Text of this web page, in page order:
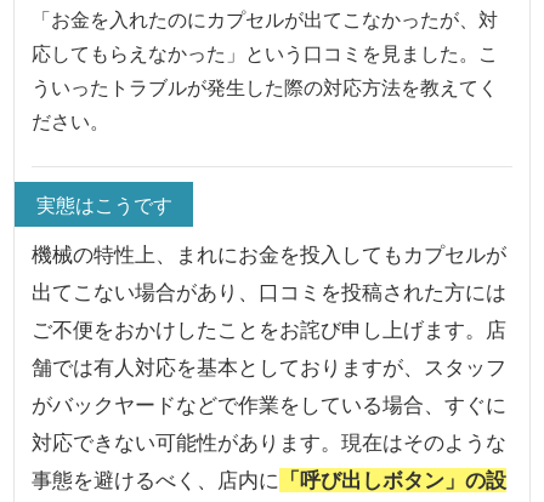
「お金を入れたのにカプセルが出てこなかったが、対
応してもらえなかった」という口コミを見ました。こ
ういったトラブルが発生した際の対応方法を教えてく
ださい。
実態はこうです
機械の特性上、まれにお金を投入してもカプセルが
出てこない場合があり、口コミを投稿された方には
ご不便をおかけしたことをお詫び申し上げます。店
舗では有人対応を基本としておりますが、スタッフ
がバックヤードなどで作業をしている場合、すぐに
対応できない可能性があります。現在はそのような
事態を避けるべく、店内に 「呼び出しボタン」の設